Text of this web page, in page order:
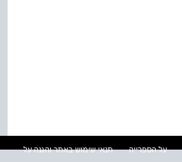
על הספרייה
תנאי שימוש באתר והגנה על